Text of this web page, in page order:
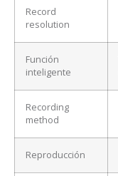
Record
resolution
Función
inteligente
Recording
method
Reproducción